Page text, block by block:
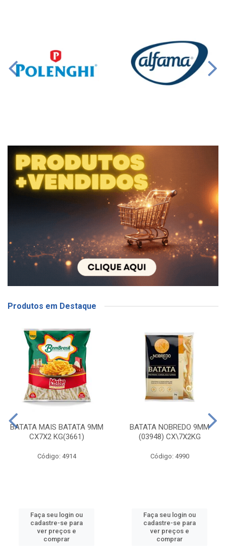
Produtos em Destaque
BATATA MAIS BATATA 9MM
CX7X2 KG(3661)
Código: 4914
Faça seu login ou
cadastre-se para
ver preços e
comprar
BATATA NOBREDO 9MM
(03948) CX\7X2KG
Código: 4990
Faça seu login ou
cadastre-se para
ver preços e
comprar